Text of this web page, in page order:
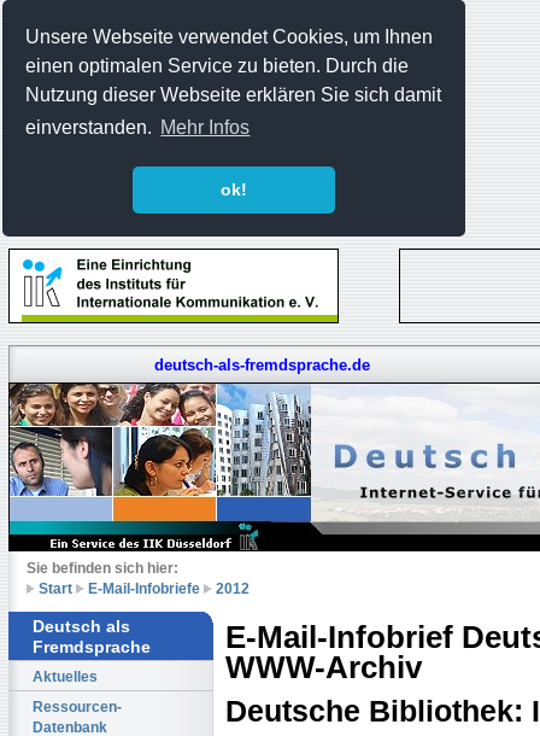
Unsere Webseite verwendet Cookies, um Ihnen
einen optimalen Service zu bieten. Durch die
Nutzung dieser Webseite erklären Sie sich damit
einverstanden. Mehr Infos
ok!
deutsch-als-fremdsprache.de
Sie befinden sich hier:
Start
E-Mail-Infobriefe 2012
Deutsch als
Fremdsprache
Aktuelles
Ressourcen-
Datenbank
E-Mail-Infobrief
WWW-Archiv
Deutsche Bibliothek: